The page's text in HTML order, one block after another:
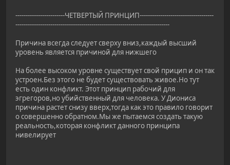
------------------------ЧЕТВЕРТЫЙ ПРИНЦИП------------------------------------
---------------------------------------------------------------------------
Причина всегда следует сверху вниз,каждый высший
уровень является причиной для нижшего
На более высоком уровне существует свой прицип и он так
устроен.Без этого не будет существовать живое.Но тут
есть один конфликт. Этот принцип рабочий для
эгрегоров,но убийственный для человека. У Диониса
причина растет снизу вверх,тогда как это правило говорит
о совершенно обратном.Мы же пытаемся создать такую
реальность,которая конфликт данного принципа
нивелирует